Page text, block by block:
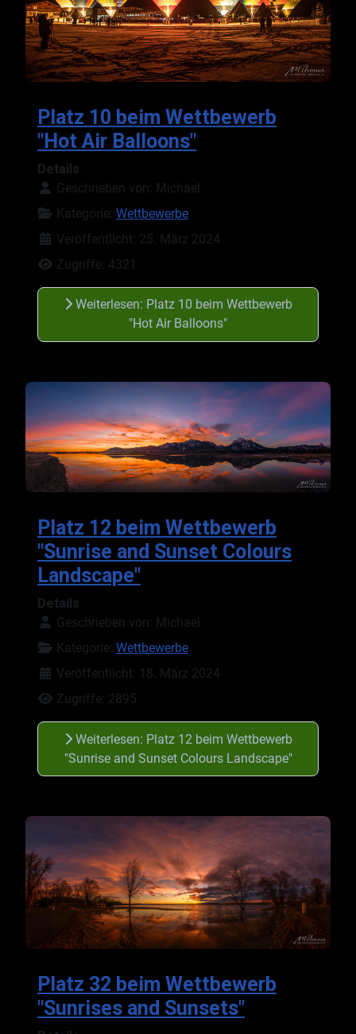
Platz 10 beim Wettbewerb
"Hot Air Balloons"
Details
Geschrieben von:
Michael
Kategorie: Wettbewerbe
Veröffentlicht: 25. März 2024
Zugriffe: 4321
Weiterlesen: Platz 10 beim Wettbewerb
"Hot Air Balloons"
Platz 12 beim Wettbewerb
"Sunrise and Sunset Colours
Landscape"
Details
Geschrieben von:
Michael
Kategorie: Wettbewerbe
Veröffentlicht: 18. März 2024
Zugriffe: 2895
Weiterlesen: Platz 12 beim Wettbewerb
"Sunrise and Sunset Colours Landscape"
Platz 32 beim Wettbewerb
"Sunrises and Sunsets"